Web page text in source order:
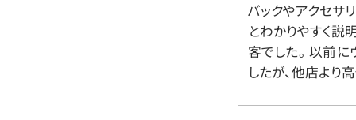
バックやアクセサ
とわかりやすく説
客でした。 以前
したが、他店より